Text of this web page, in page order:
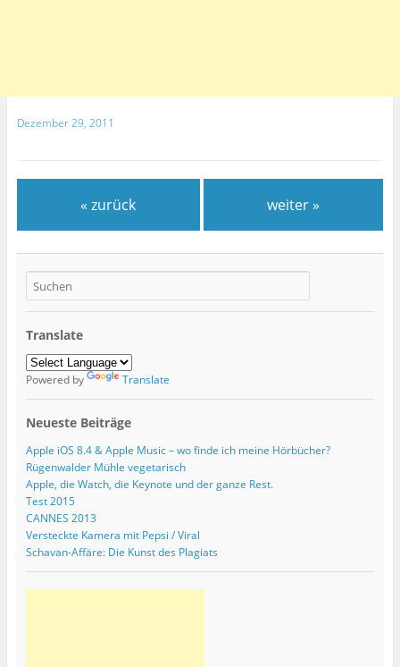
Dezember 29, 2011
« zurück weiter »
Translate
Powered by Translate
Neueste Beiträge
Apple iOS 8.4 & Apple Music – wo finde ich meine Hörbücher?
Rügenwalder Mühle vegetarisch
Apple, die Watch, die Keynote und der ganze Rest.
Test 2015
CANNES 2013
Versteckte Kamera mit Pepsi / Viral
Schavan-Affäre: Die Kunst des Plagiats